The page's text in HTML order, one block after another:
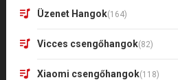
Üzenet Hangok(164)
Vicces csengőhangok(82)
Xiaomi csengőhangok(118)